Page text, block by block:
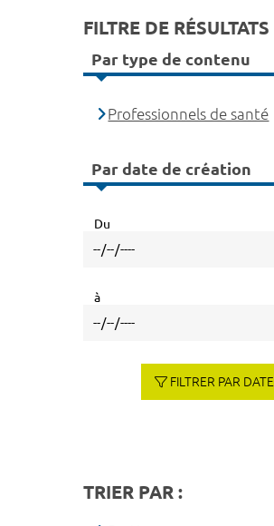
FILTRE DE RÉSULTATS
Par type de contenu
Professionnels de santé
Par date de création
Du
à
FILTRER PAR DATE
TRIER PAR :